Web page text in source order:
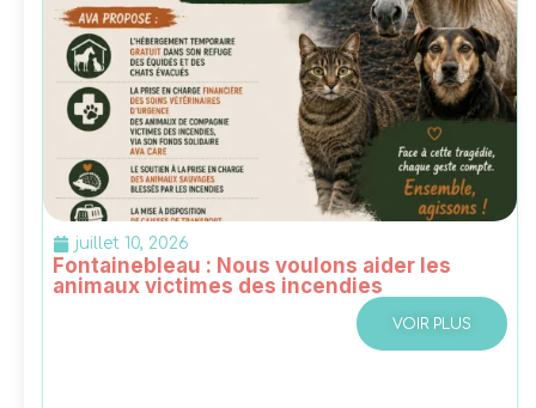
juillet 10, 2026
Fontainebleau : Nous voulons aider les
animaux victimes des incendies
VOIR PLUS